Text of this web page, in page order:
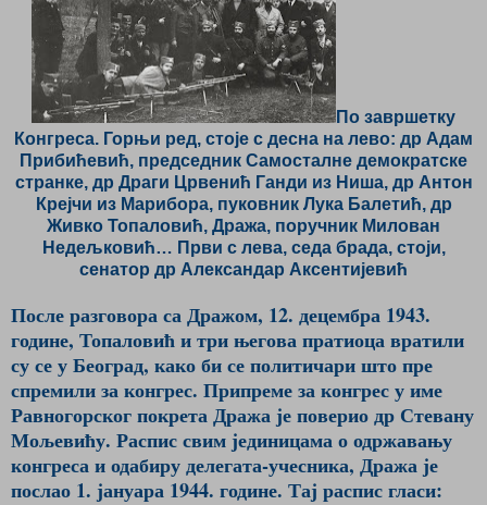
По завршетку
Конгреса. Горњи ред, стоје с десна на лево: др Адам
Прибићевић, председник Самосталне демократске
странке, др Драги Црвенић Ганди из Ниша, др Антон
Крејчи из Марибора, пуковник Лука Балетић, др
Живко Топаловић, Дража, поручник Милован
Недељковић… Први с лева, седа брада, стоји,
сенатор др Александар Аксентијевић
После разговора са Дражом, 12. децембра 1943.
године, Топаловић и три његова пратиоца вратили
су се у Београд, како би се политичари што пре
спремили за конгрес. Припреме за конгрес у име
Равногорског покрета Дража је поверио др Стевану
Мољевићу. Распис свим јединицама о одржавању
конгреса и одабиру делегата-учесника, Дража је
послао 1. јануара 1944. године. Тај распис гласи: